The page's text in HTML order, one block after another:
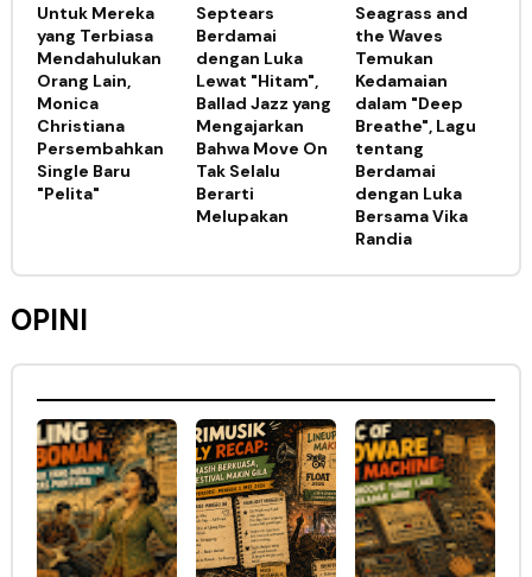
Untuk Mereka
yang Terbiasa
Mendahulukan
Orang Lain,
Monica
Christiana
Persembahkan
Single Baru
"Pelita"
Septears
Berdamai
dengan Luka
Lewat "Hitam",
Ballad Jazz yang
Mengajarkan
Bahwa Move On
Tak Selalu
Berarti
Melupakan
Seagrass and
the Waves
Temukan
Kedamaian
dalam "Deep
Breathe", Lagu
tentang
Berdamai
dengan Luka
Bersama Vika
Randia
OPINI